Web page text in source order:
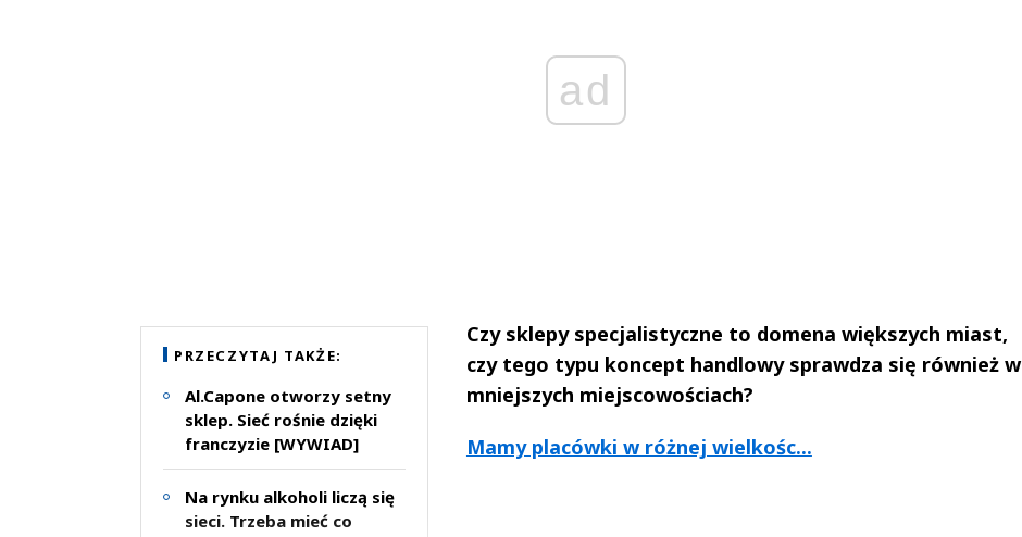
ad
PRZECZYTAJ TAKŻE:
Al.Capone otworzy setny
sklep. Sieć rośnie dzięki
franczyzie [WYWIAD]
Na rynku alkoholi liczą się
sieci. Trzeba mieć co
Czy sklepy specjalistyczne to domena większych miast,
czy tego typu koncept handlowy sprawdza się również w
mniejszych miejscowościach?
Mamy placówki w różnej wielkośc...